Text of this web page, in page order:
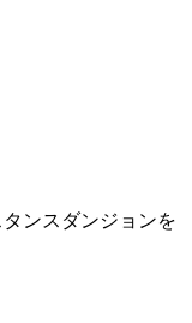
ンスダンジョンを